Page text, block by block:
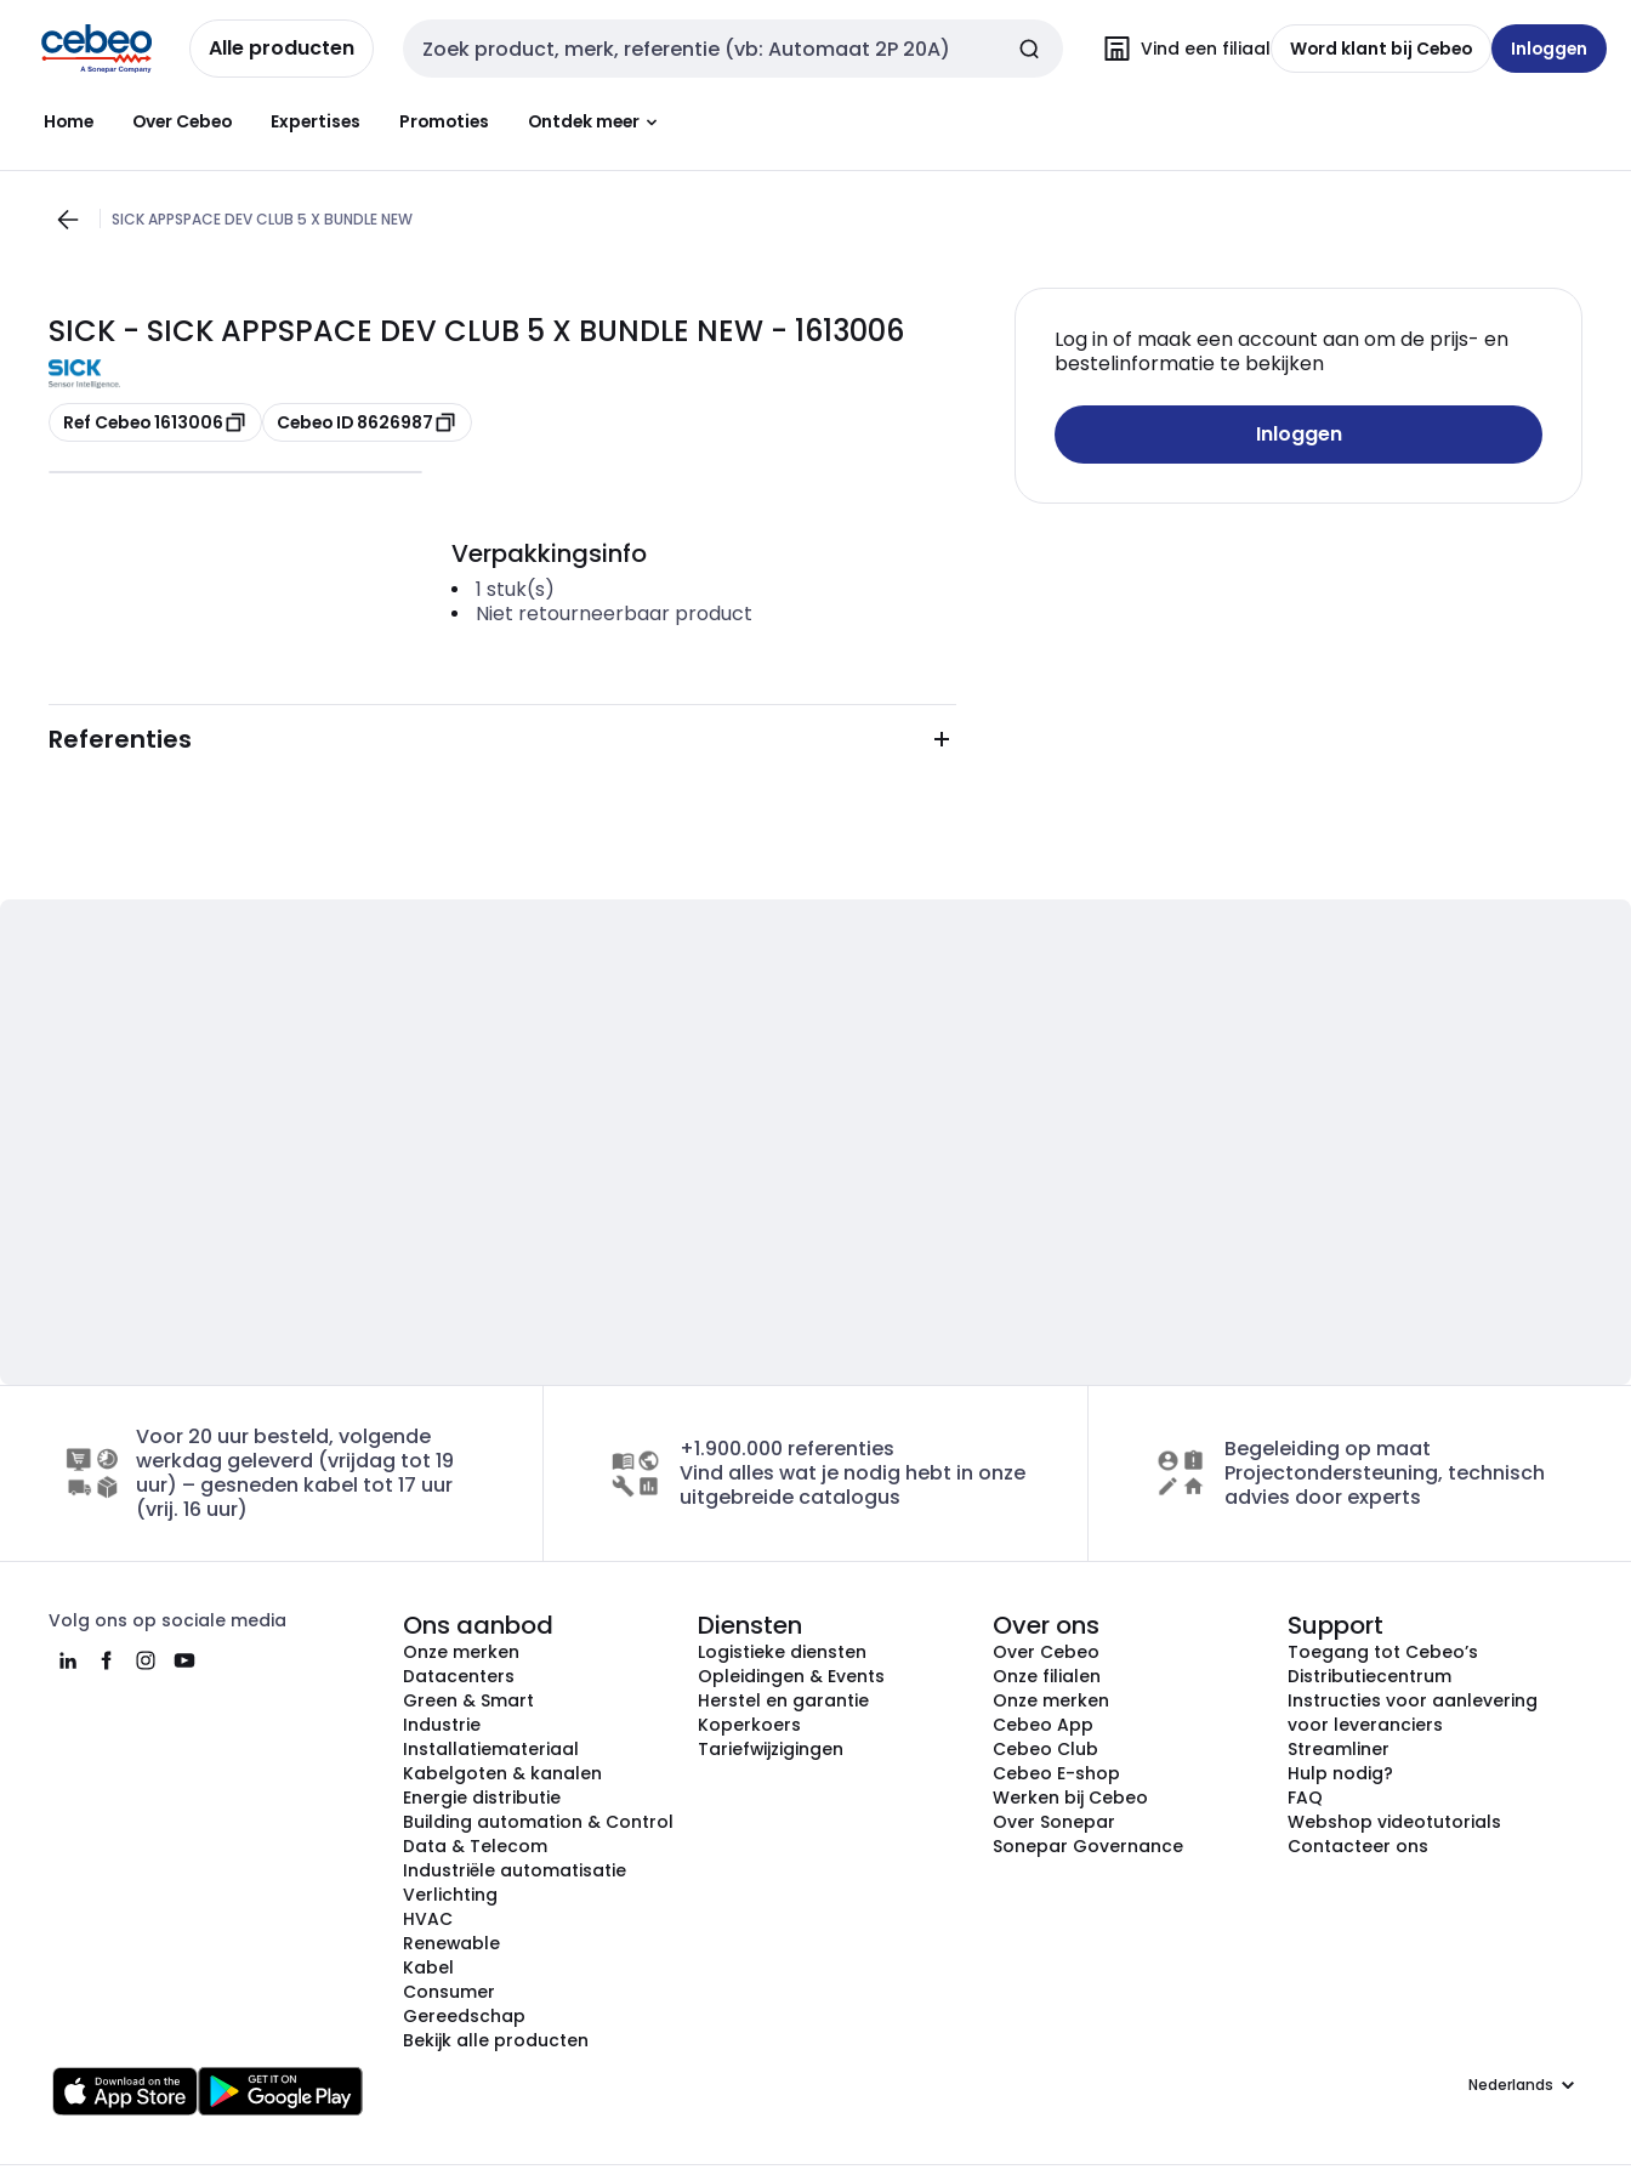
naar
navigatie
naar
inhoud
Alle producten Zoekveld invoer Vind een filiaal Word klant bij Cebeo Inloggen
Home Over Cebeo Expertises Promoties Ontdek meer
SICK APPSPACE DEV CLUB 5 X BUNDLE NEW
SICK - SICK APPSPACE DEV CLUB 5 X BUNDLE NEW - 1613006
Kopiëren
Ref Cebeo 1613006 Kopiëren
Cebeo ID 8626987
Log in of maak een account aan om de prijs- en
bestelinformatie te bekijken
Inloggen
Verpakkingsinfo
1 stuk(s)
Niet retourneerbaar product
Referenties
Voor 20 uur besteld, volgende
werkdag geleverd (vrijdag tot 19
uur) – gesneden kabel tot 17 uur
(vrij. 16 uur)
+1.900.000 referenties
Vind alles wat je nodig hebt in onze
uitgebreide catalogus
Begeleiding op maat
Projectondersteuning, technisch
advies door experts
Volg ons op sociale media Ons aanbod
Onze merken
Datacenters
Green & Smart
Industrie
Installatiemateriaal
Kabelgoten & kanalen
Energie distributie
Building automation & Control
Data & Telecom
Industriële automatisatie
Verlichting
HVAC
Renewable
Kabel
Consumer
Gereedschap
Bekijk alle producten
Diensten
Logistieke diensten
Opleidingen & Events
Herstel en garantie
Koperkoers
Tariefwijzigingen
Over ons
Over Cebeo
Onze filialen
Onze merken
Cebeo App
Cebeo Club
Cebeo E-shop
Werken bij Cebeo
Over Sonepar
Sonepar Governance
Support
Toegang tot Cebeo’s
Distributiecentrum
Instructies voor aanlevering
voor leveranciers
Streamliner
Hulp nodig?
FAQ
Webshop videotutorials
Contacteer ons
Taal